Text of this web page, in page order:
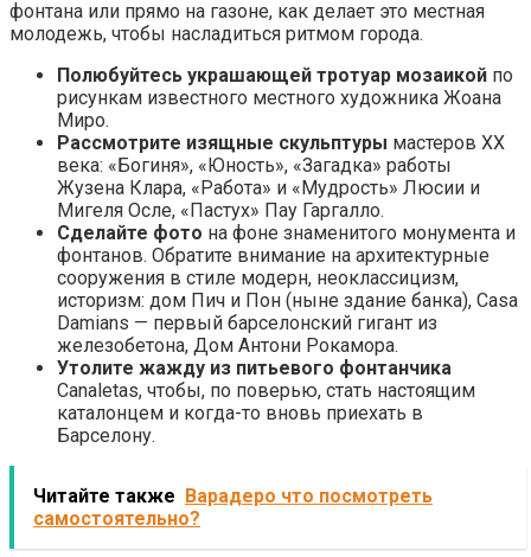
фонтана или прямо на газоне, как делает это местная
молодежь, чтобы насладиться ритмом города.
Полюбуйтесь украшающей тротуар мозаикой по
рисункам известного местного художника Жоана
Миро.
Рассмотрите изящные скульптуры мастеров XX
века: «Богиня», «Юность», «Загадка» работы
Жузена Клара, «Работа» и «Мудрость» Люсии и
Мигеля Осле, «Пастух» Пау Гаргалло.
Сделайте фото на фоне знаменитого монумента и
фонтанов. Обратите внимание на архитектурные
сооружения в стиле модерн, неоклассицизм,
историзм: дом Пич и Пон (ныне здание банка), Casa
Damians — первый барселонский гигант из
железобетона, Дом Антони Рокамора.
Утолите жажду из питьевого фонтанчика
Canaletas, чтобы, по поверью, стать настоящим
каталонцем и когда-то вновь приехать в
Барселону.
Читайте также Варадеро что посмотреть
самостоятельно?